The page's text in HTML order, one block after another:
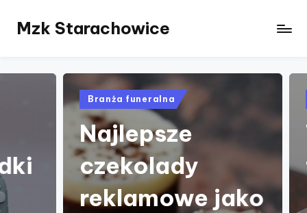
Mzk Starachowice
Posted
Branża funeralna
Najlepsze
czekolady
reklamowe jako